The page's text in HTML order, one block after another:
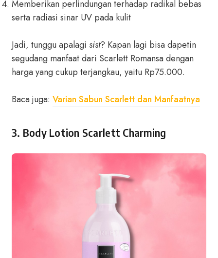
Memberikan perlindungan terhadap radikal bebas
serta radiasi sinar UV pada kulit
Jadi, tunggu apalagi sist? Kapan lagi bisa dapetin
segudang manfaat dari Scarlett Romansa dengan
harga yang cukup terjangkau, yaitu Rp75.000.
Baca juga: Varian Sabun Scarlett dan Manfaatnya
3. Body Lotion Scarlett Charming